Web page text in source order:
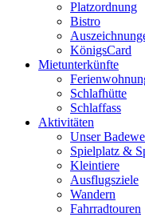
Platzordnung
Bistro
KönigsCard
Mietunterkünfte
Schlafhütte
Schlaffass
Aktivitäten
Unser
Spielplatz &
Kleintiere
Ausflugsziele
Wandern
Fahrradtouren